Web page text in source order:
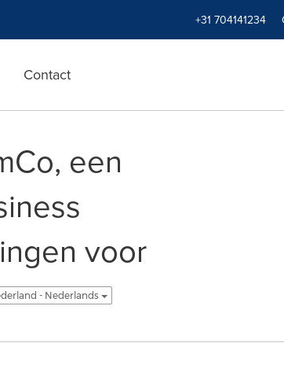
+31 704141234
Contact
een
voor
- Nederlands